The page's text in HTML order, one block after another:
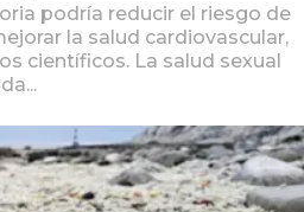
podría reducir el riesgo de
la salud cardiovascular,
científicos. La salud sexual